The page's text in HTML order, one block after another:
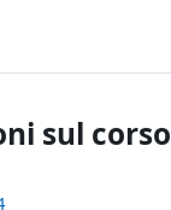
sul corso